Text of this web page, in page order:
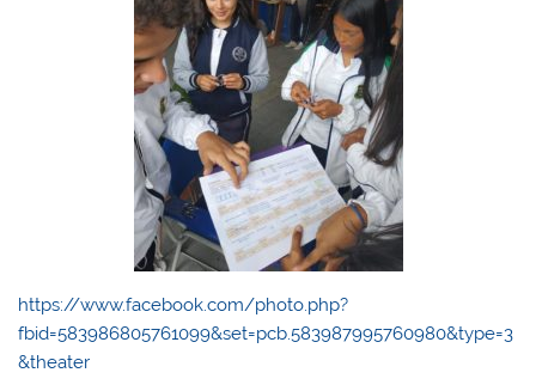
https://www.facebook.com/photo.php?
fbid=583986805761099&set=pcb.583987995760980&type=3
&theater